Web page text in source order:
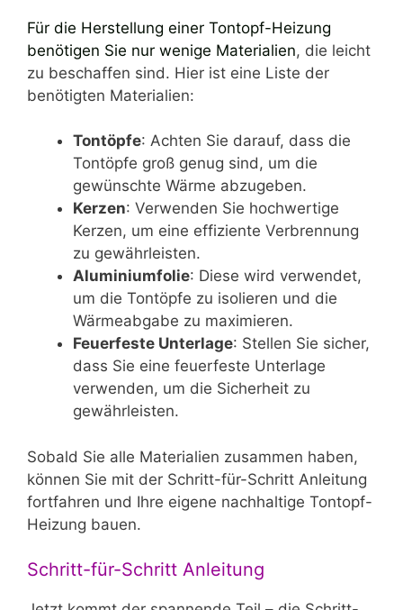
Für die Herstellung einer Tontopf-Heizung
benötigen Sie nur wenige Materialien, die leicht
zu beschaffen sind. Hier ist eine Liste der
benötigten Materialien:
Tontöpfe: Achten Sie darauf, dass die
Tontöpfe groß genug sind, um die
gewünschte Wärme abzugeben.
Kerzen: Verwenden Sie hochwertige
Kerzen, um eine effiziente Verbrennung
zu gewährleisten.
Aluminiumfolie: Diese wird verwendet,
um die Tontöpfe zu isolieren und die
Wärmeabgabe zu maximieren.
Feuerfeste Unterlage: Stellen Sie sicher,
dass Sie eine feuerfeste Unterlage
verwenden, um die Sicherheit zu
gewährleisten.
Sobald Sie alle Materialien zusammen haben,
können Sie mit der Schritt-für-Schritt Anleitung
fortfahren und Ihre eigene nachhaltige Tontopf-
Heizung bauen.
Schritt-für-Schritt Anleitung